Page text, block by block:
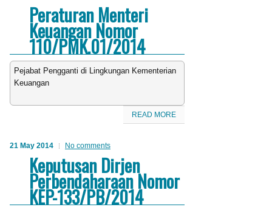
Peraturan Menteri
Keuangan Nomor
110/PMK.01/2014
Pejabat Pengganti di Lingkungan Kementerian
Keuangan
READ MORE
21 May 2014 No comments
Keputusan Dirjen
Perbendaharaan Nomor
KEP-133/PB/2014